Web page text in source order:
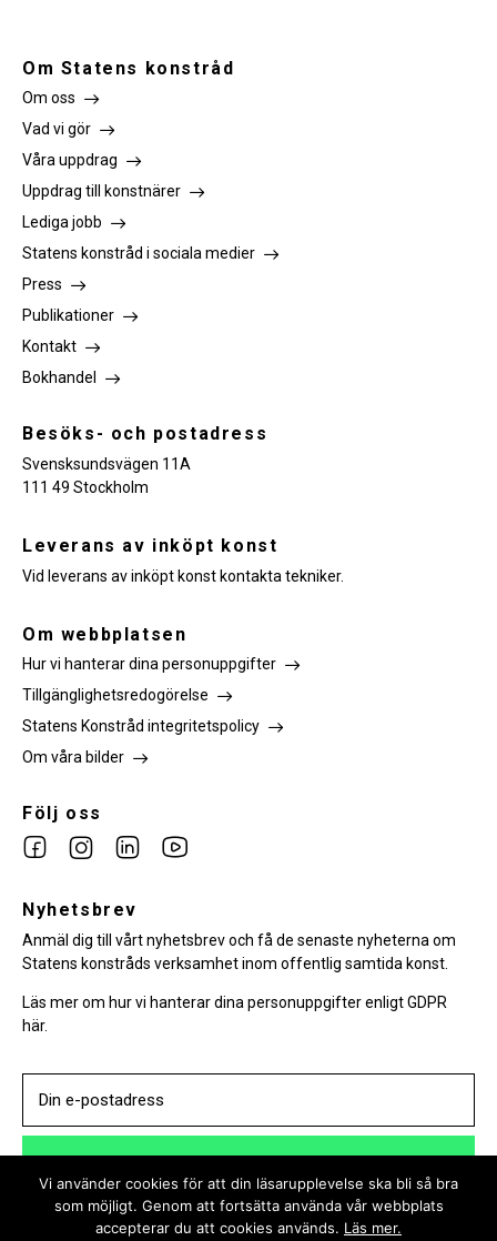
Om Statens konstråd
Om oss
Vad vi gör
Våra uppdrag
Uppdrag till konstnärer
Lediga jobb
Statens konstråd i sociala medier
Press
Publikationer
Kontakt
Bokhandel
Besöks- och postadress
Svensksundsvägen 11A
111 49 Stockholm
Leverans av inköpt konst
Vid leverans av inköpt konst kontakta tekniker.
Om webbplatsen
Hur vi hanterar dina personuppgifter
Tillgänglighetsredogörelse
Statens Konstråd integritetspolicy
Om våra bilder
Följ oss
facebookinstagramLinkedin
Nyhetsbrev
Anmäl dig till vårt nyhetsbrev och få de senaste nyheterna om
Statens konstråds verksamhet inom offentlig samtida konst.
Läs mer om hur vi hanterar dina personuppgifter enligt GDPR
här.
Vi använder cookies för att din läsarupplevelse ska bli så bra
som möjligt. Genom att fortsätta använda vår webbplats
accepterar du att cookies används. Läs mer.